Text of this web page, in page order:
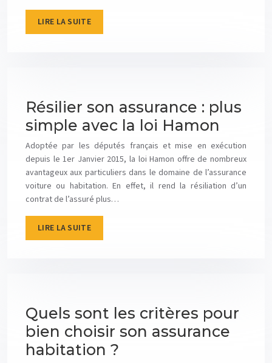
LIRE LA SUITE
Résilier son assurance : plus
simple avec la loi Hamon
Adoptée par les députés français et mise en exécution
depuis le 1er Janvier 2015, la loi Hamon offre de nombreux
avantageux aux particuliers dans le domaine de l’assurance
voiture ou habitation. En effet, il rend la résiliation d’un
contrat de l’assuré plus…
LIRE LA SUITE
Quels sont les critères pour
bien choisir son assurance
habitation ?